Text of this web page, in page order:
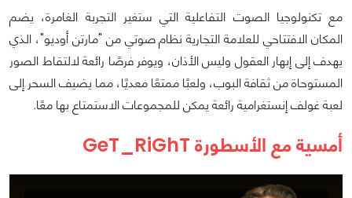
مع تكنولوجيا الصوت التفاعلية التي ستغير التجربة الغامرة، يضم
المكان الافتتاحي للعلامة التجارية نظام صوتي من "مارتن أوديو"، الذي
يهدف إلى إبهار العقول وليس الأذان، ويوفر فرصًا رائعة لالتقاط الصور
المستوحاة من ثقافة البوب، ولعبًا ممتعًا معديًا، مما يضيف السحر إلى
لعبة غولف إنستغرامية رائعة يمكن للمجموعات الاستمتاع بها معًا.
أمسية مع الأسطورة GeT_RiGhT